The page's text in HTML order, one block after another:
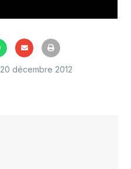
20 décembre 2012